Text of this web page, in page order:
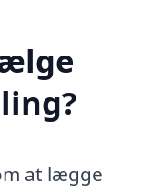
at lægge